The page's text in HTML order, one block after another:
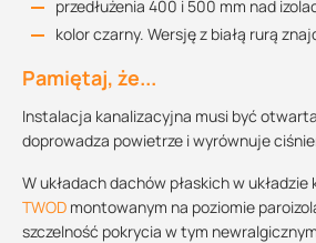
przedłużenia 400 i 500 mm nad
kolor czarny. Wersję z białą rurą
Pamiętaj, że...
Instalacja kanalizacyjna musi być
doprowadza powietrze i wyrównuje
W układach dachów płaskich w
TWOD montowanym na poziomie
szczelność pokrycia w tym
67.13 KB
Rysunek techniczny TWOP
66.23 KB
Rysunek techniczny
66.83 KB